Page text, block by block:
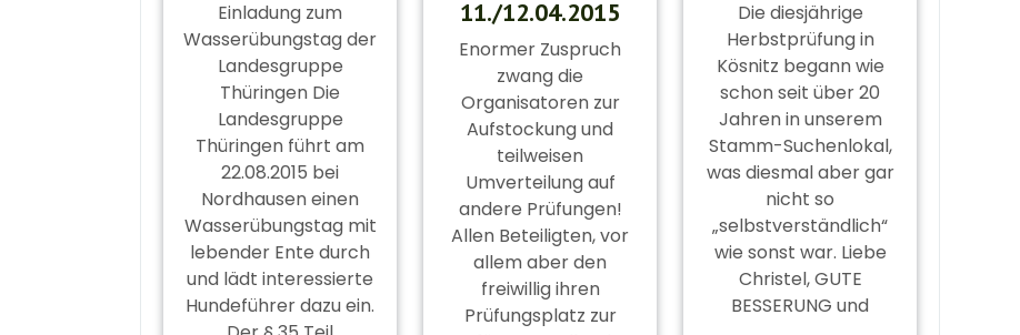
Einladung zum
Wasserübungstag der
Landesgruppe
Thüringen Die
Landesgruppe
Thüringen führt am
22.08.2015 bei
Nordhausen einen
Wasserübungstag mit
lebender Ente durch
und lädt interessierte
Hundeführer dazu ein.
11./12.04.2015
Enormer Zuspruch
zwang die
Organisatoren zur
Aufstockung und
teilweisen
Umverteilung auf
andere Prüfungen!
Allen Beteiligten, vor
allem aber den
freiwillig ihren
Prüfungsplatz zur
Die diesjährige
Herbstprüfung in
Kösnitz begann wie
schon seit über 20
Jahren in unserem
Stamm-Suchenlokal,
was diesmal aber gar
nicht so
„selbstverständlich“
wie sonst war. Liebe
Christel, GUTE
BESSERUNG und